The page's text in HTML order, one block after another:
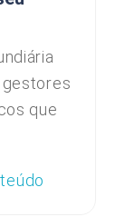
gestores
que